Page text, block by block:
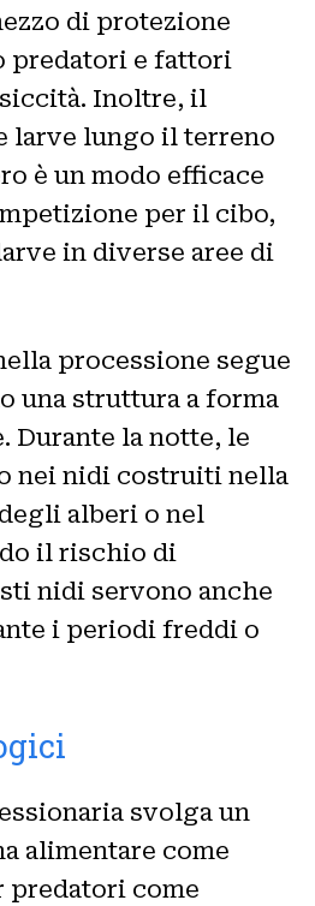
di protezione
predatori e fattori
Inoltre, il
larve lungo il terreno
è un modo efficace
per il cibo,
in diverse aree di
processione segue
una struttura a forma
Durante la notte, le
nei nidi costruiti nella
alberi o nel
il rischio di
nidi servono anche
i periodi freddi o
svolga un
alimentare come
predatori come